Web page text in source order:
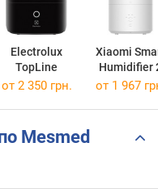
Electrolux
TopLine
Xiaomi
Humidifier
от 2 350 грн. от 1 967
Mesmed